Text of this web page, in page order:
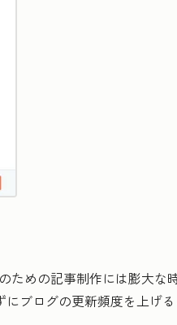
めの記事制作には膨大な
ブログの更新頻度を上げる